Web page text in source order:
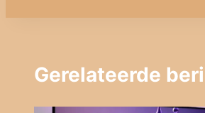
Gerelateerde